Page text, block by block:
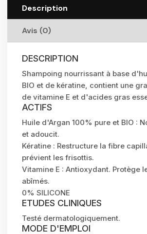
Description
Avis (0)
DESCRIPTION
Shampoing nourrissant à base
BIO et de kératine, contient une
de vitamine E et d'acides gras
ACTIFS
Huile d'Argan 100% pure et BIO :
et adoucit.
Kératine : Restructure la fibre
prévient les frisottis.
Vitamine E : Antioxydant. Protège
abîmés.
0% SILICONE
ETUDES CLINIQUES
Testé dermatologiquement.
MODE D'EMPLOI